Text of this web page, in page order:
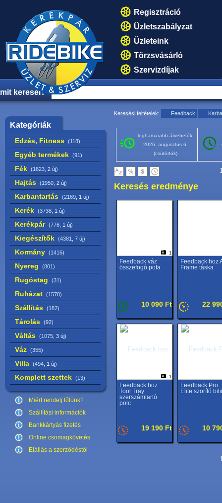
Regisztráció
Üzletszabályzat
Üzleteink
Törzsvásárló
Szervizdíjak
mit keresel?
Kategóriák
Edzés, Fitness (118)
Egyéb termékek (91)
Fék (1823, 2 új)
Hajtás (1950, 2 új)
Karbantartás (2169, 1 új)
Kerék (3738, 1 új)
Kerékpár (776, 1 új)
Kiegészítők (4381, 7 új)
Kormány (1416)
Nyereg (801)
Rugóstag (31)
Ruházat (1578)
Szállítás (182)
Tárolás (92)
Váltás (1075, 3 új)
Váz (355)
Villa (494, 1 új)
Komplett szettek (13)
Miért rendelj tőlünk?
Szállítási információk
Bankkártyás fizetés
Online csomagkövetés
Elállás a szerződéstől
Keresési feltételek: Feedback
leghamarabb átvehetők:
2026. augusztus 6.
(csütörtök)
Keresés eredménye
1
Feedback váz
összefogó pofa
10 090 Ft
Feedback hoz
Frame táska
22
1
Feedback hoz
Tool Tray
szerszámtartó
polc
19 190 Ft
Feedback Pro
Elite szorító
10